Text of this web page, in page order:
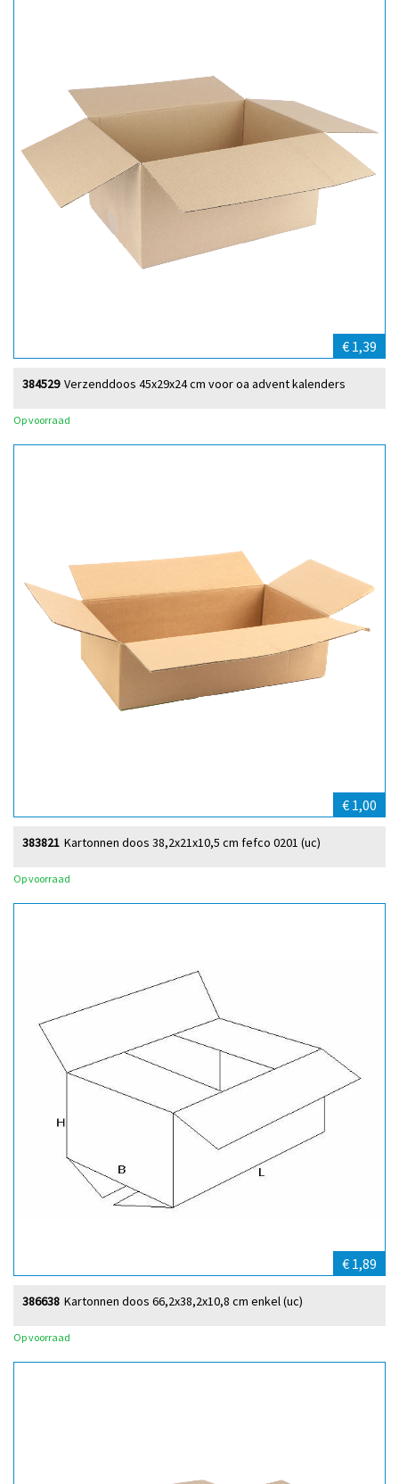
€ 1,39
Verzenddoos 45x29x24 cm voor oa advent kalenders
384529
Op voorraad
€ 1,00
Kartonnen doos 38,2x21x10,5 cm fefco 0201 (uc)
383821
Op voorraad
€ 1,89
Kartonnen doos 66,2x38,2x10,8 cm enkel (uc)
386638
Op voorraad